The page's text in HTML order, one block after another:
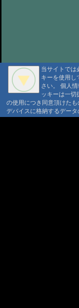
A A
A A A MountAin TRAD
セキュリテ
プライバシ
当サイトでは
キーを使用し
さい。 個人
ッキーは一
の使用につき同意頂けた
デバイスに格納するデータ